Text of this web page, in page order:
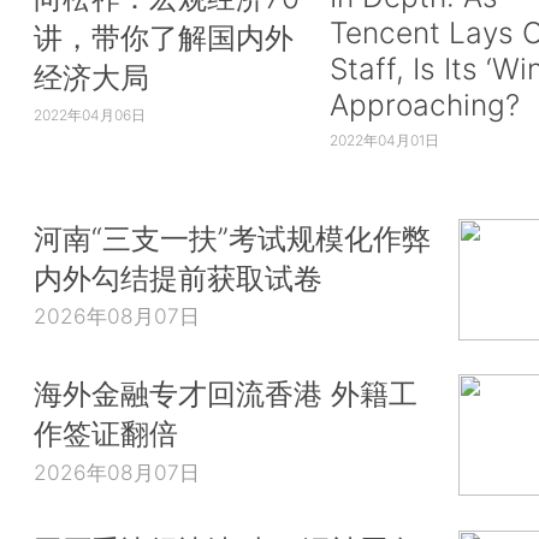
讲，带你了解国内外
经济大局
2022年04月06日
Tencent Lays
Staff, Is Its
Approaching?
2022年04月01日
河南“三支一扶”考试规模化作弊
内外勾结提前获取试卷
2026年08月07日
海外金融专才回流香港 外籍工
作签证翻倍
2026年08月07日